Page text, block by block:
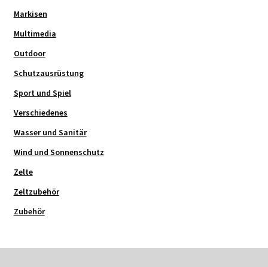
Markisen
Multimedia
Outdoor
Schutzausrüstung
Sport und Spiel
Verschiedenes
Wasser und Sanitär
Wind und Sonnenschutz
Zelte
Zeltzubehör
Zubehör